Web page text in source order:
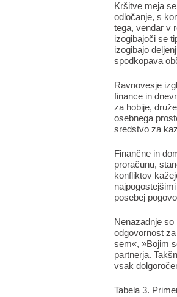
Kršitve meja
odločanje, s
tega, vendar v
izogibajoči se
izogibajo
spodkopava
Ravnovesje
finance in
za hobije,
osebnega
sredstvo za
Finančne in
proračunu,
konfliktov
posebej
Nenazadnje
odgovornost
sem«, »Bojim
partnerja.
vsak
Tabela 3.